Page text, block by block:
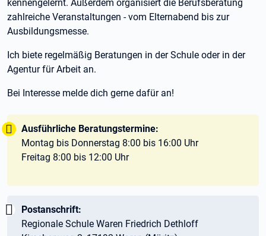
kennengelernt. Außerdem organisiert die Berufsberatung
zahlreiche Veranstaltungen - vom Elternabend bis zur
Ausbildungsmesse.
Ich biete regelmäßig Beratungen in der Schule oder in der
Agentur für Arbeit an.
Bei Interesse melde dich gerne dafür an!
Tipp:
Ausführliche Beratungstermine:
Montag bis Donnerstag 8:00 bis 16:00 Uhr
Freitag 8:00 bis 12:00 Uhr
Wichtig:
Postanschrift:
Regionale Schule Waren Friedrich Dethloff